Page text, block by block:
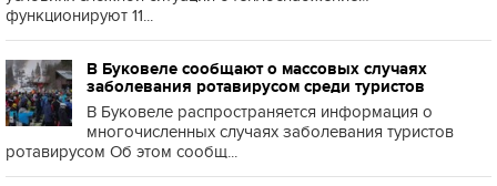
функционируют 11...
В Буковеле сообщают о массовых случаях
заболевания ротавирусом среди туристов
В Буковеле распространяется информация о
многочисленных случаях заболевания туристов
ротавирусом Об этом сообщ...